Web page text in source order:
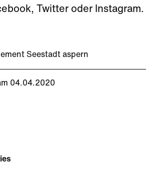
Seestadt aspern
04.04.2020
Twitter oder Instagram.